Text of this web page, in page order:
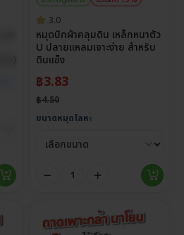
3.0
หมุดปักผ้าคลุมดิน เหล็กหนาตัว
U ปลายแหลมเจาะง่าย สำหรับ
ดินแข็ง
฿3.83
฿4.50
ขนาดหมุดโลหะ